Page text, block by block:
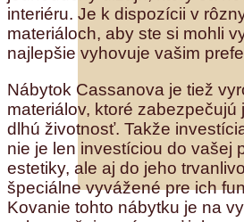
interiéru. Je k dispozícii v
materiáloch, aby ste si mohli
najlepšie vyhovuje vašim
Nábytok Cassanova je tiež
materiálov, ktoré zabezpečujú
dlhú životnosť. Takže
nie je len investíciou do vašej
estetiky, ale aj do jeho
špeciálne vyvážené pre ich
Kovanie tohto nábytku je na